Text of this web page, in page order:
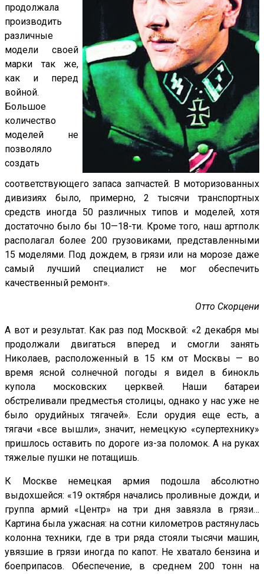
продолжала
производить
различные
модели своей
марки так же,
как и перед
войной.
Большое
количество
моделей не
позволяло
создать
соответствующего запаса запчастей. В моторизованных
дивизиях было, примерно, 2 тысячи транспортных
средств иногда 50 различных типов и моделей, хотя
достаточно было бы 10—18-ти. Кроме того, наш артполк
располагал более 200 грузовиками, представленными
15 моделями. Под дождем, в грязи или на морозе даже
самый лучший специалист не мог обеспечить
качественный ремонт».
Отто Скорцени
А вот и результат. Как раз под Москвой: «2 декабря мы
продолжали двигаться вперед и смогли занять
Николаев, расположенный в 15 км от Москвы — во
время ясной солнечной погоды я видел в бинокль
купола московских церквей. Наши батареи
обстреливали предместья столицы, однако у нас уже не
было орудийных тягачей». Если орудия еще есть, а
тягачи «все вышли», значит, немецкую «супертехнику»
пришлось оставить по дороге из-за поломок. А на руках
тяжелые пушки не потащишь.
К Москве немецкая армия подошла абсолютно
выдохшейся: «19 октября начались проливные дожди, и
группа армий «Центр» на три дня завязла в грязи…
Картина была ужасная: на сотни километров растянулась
колонна техники, где в три ряда стояли тысячи машин,
увязшие в грязи иногда по капот. Не хватало бензина и
боеприпасов. Обеспечение, в среднем 200 тонн на